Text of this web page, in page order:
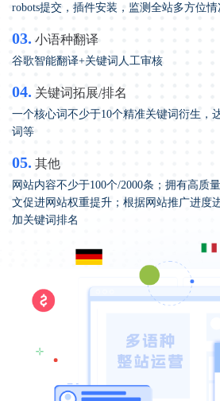
robots提交，插件安装，监测全站多方位情
03. 小语种翻译
谷歌智能翻译+关键词人工审核
04. 关键词拓展/排名
一个核心词不少于10个精准关键词衍生，
词等
05. 其他
网站内容不少于100个/2000条；拥有高质
文促进网站权重提升；根据网站推广进度
加关键词排名